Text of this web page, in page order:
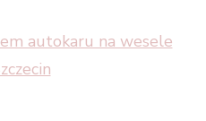
autokaru na wesele